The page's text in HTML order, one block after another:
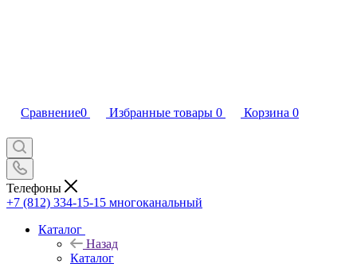
Сравнение0 Избранные товары 0 Корзина 0
Телефоны
+7 (812) 334-15-15 многоканальный
Каталог
Назад
Каталог